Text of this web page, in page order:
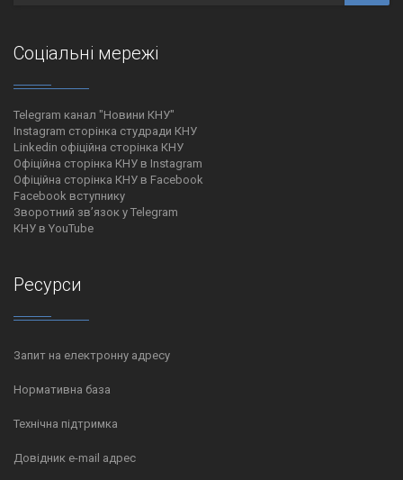
Соціальні мережі
Telegram канал "Новини КНУ"
Instagram сторінка студради КНУ
Linkedin офіційна сторінка КНУ
Офіційна сторінка КНУ в Instagram
Офіційна сторінка КНУ в Facebook
Facebook вступнику
Зворотний зв’язок у Telegram
КНУ в YouTube
Ресурси
Запит на електронну адресу
Нормативна база
Технічна підтримка
Довідник e-mail адрес